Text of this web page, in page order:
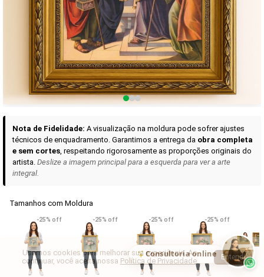
QUALIDADE DE MUSEU GARANTIA ETERNA
Curadoria das Campanhas
A seleção de obras-primas apresentadas em nossos vídeos nas redes
sociais, reunidas aqui para sua apreciação.
VER DETALHES
Madona de Loreto
R$ 538,42
Narciso- caravaggio
R$ 365,92
Maria
uma Rosa
R$ 365,92
Consultoria online
Nota de Fidelidade: A visualização na moldura pode sofrer ajustes
técnicos de enquadramento. Garantimos a entrega da obra completa
e sem cortes, respeitando rigorosamente as proporções originais do
artista. Deslize a imagem principal para a esquerda para ver a arte
integral.
Tamanhos com Moldura
-25% off -25% off -25% off -25% off
Usamos cookies para melhorar sua experiência. Ao
continuar, você aceita nossa Política de Privacidade. Entendi